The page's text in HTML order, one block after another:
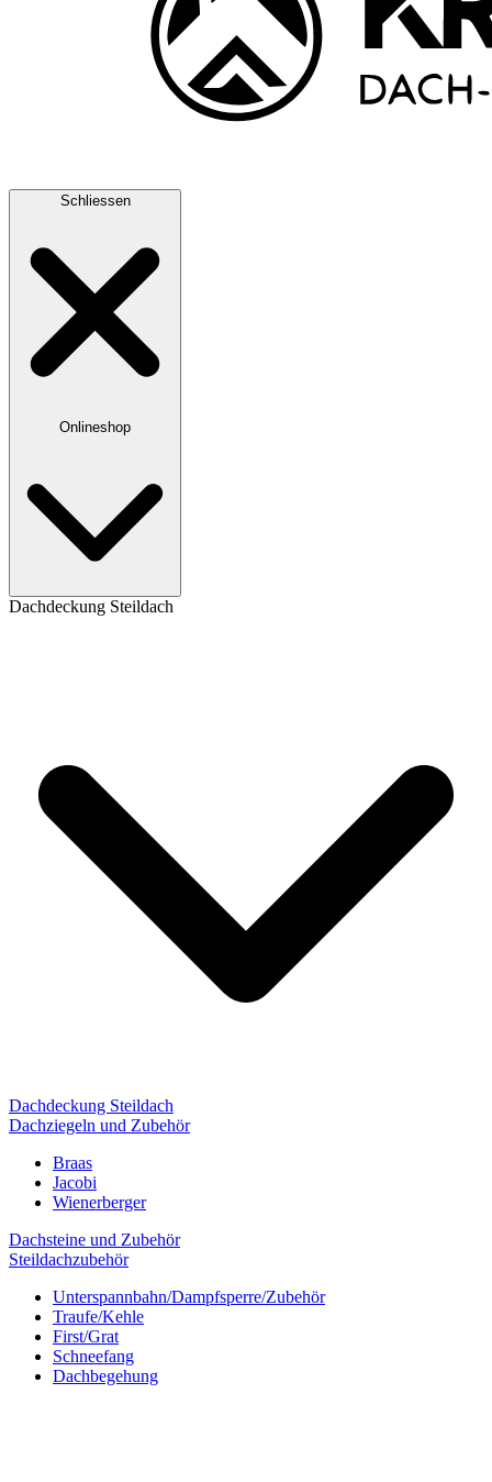
Schliessen
Onlineshop
Dachdeckung Steildach
Dachdeckung Steildach
Dachziegeln und Zubehör
Braas
Jacobi
Wienerberger
Dachsteine und Zubehör
Steildachzubehör
Unterspannbahn/Dampfsperre/Zubehör
Traufe/Kehle
First/Grat
Schneefang
Dachbegehung